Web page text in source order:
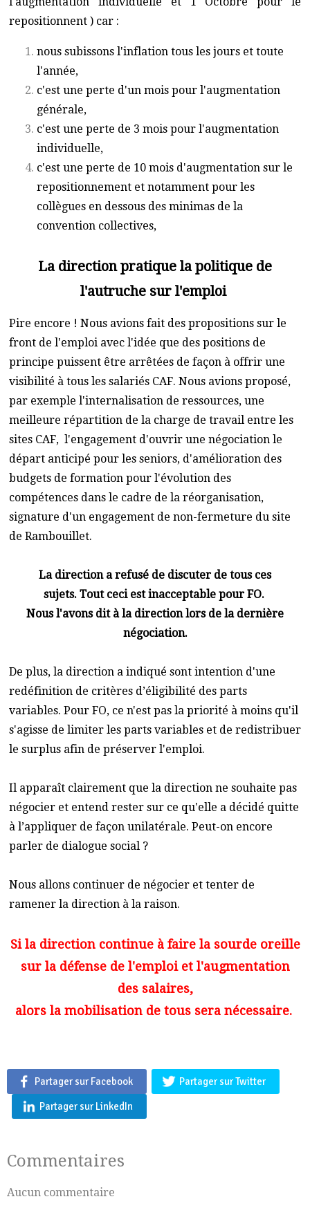
repositionnent ) car :
nous subissons l'inflation tous les jours et toute
l'année,
c'est une perte d'un mois pour l'augmentation
générale,
c'est une perte de 3 mois pour l'augmentation
individuelle,
c'est une perte de 10 mois d'augmentation sur le
repositionnement et notamment pour les
collègues en dessous des minimas de la
convention collectives,
La direction pratique la politique de
l'autruche sur l'emploi
Pire encore ! Nous avions fait des propositions sur le
front de l'emploi avec l'idée que des positions de
principe puissent être arrêtées de façon à offrir une
visibilité à tous les salariés CAF. Nous avions proposé,
par exemple l'internalisation de ressources, une
meilleure répartition de la charge de travail entre les
sites CAF, l'engagement d'ouvrir une négociation le
départ anticipé pour les seniors, d'amélioration des
budgets de formation pour l'évolution des
compétences dans le cadre de la réorganisation,
signature d'un engagement de non-fermeture du site
de Rambouillet.
La direction a refusé de discuter de tous ces
sujets. Tout ceci est inacceptable pour FO.
Nous l'avons dit à la direction lors de la dernière
négociation.
De plus, la direction a indiqué sont intention d'une
redéfinition de critères d’éligibilité des parts
variables. Pour FO, ce n'est pas la priorité à moins qu'il
s'agisse de limiter les parts variables et de redistribuer
le surplus afin de préserver l'emploi.
Il apparaît clairement que la direction ne souhaite pas
négocier et entend rester sur ce qu'elle a décidé quitte
à l’appliquer de façon unilatérale. Peut-on encore
parler de dialogue social ?
Nous allons continuer de négocier et tenter de
ramener la direction à la raison.
Si la direction continue à faire la sourde oreille
sur la défense de l'emploi et l'augmentation
des salaires,
alors la mobilisation de tous sera nécessaire.
Partager sur Facebook
Partager sur Twitter
Partager sur LinkedIn
Commentaires
Aucun commentaire